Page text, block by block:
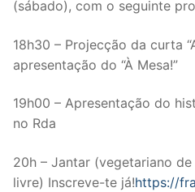
(sábado), com o seguinte
18h30 – Projecção da curta
apresentação do “À Mesa!”
19h00 – Apresentação do
no Rda
20h – Jantar (vegetariano
livre) Inscreve-te já!https://